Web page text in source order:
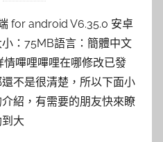
for android V6.35.0 安卓
：75MB語言：簡體中文
嗶哩嗶哩在哪修改已發
不是很清楚，所以下面小
紹，有需要的朋友快來瞭
大